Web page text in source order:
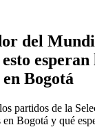
del
esperan
Bogotá
partidos de la
Bogotá y qué